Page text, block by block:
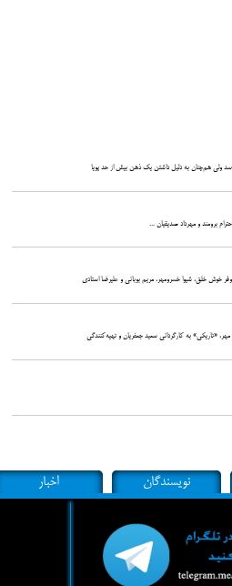
ولی هم‌چنان به دلیل داشتن یک ذهن بیش از حد پویا
برومند و مهرداد صدیقیان ...
خوش خلق، شیوا خسرومهر، مریم بوبانی و علیرضا استادی
«تاریکی» به کارگردانی سعید جعفریان و تهیه‌کنندگی
نویسندگان اخبار